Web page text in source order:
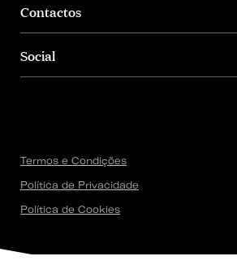
Contactos
Social
Termos e Condições
Política de Privacidade
Política de Cookies